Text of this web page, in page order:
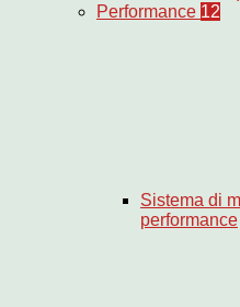
Performance 12
Sistema di
performance